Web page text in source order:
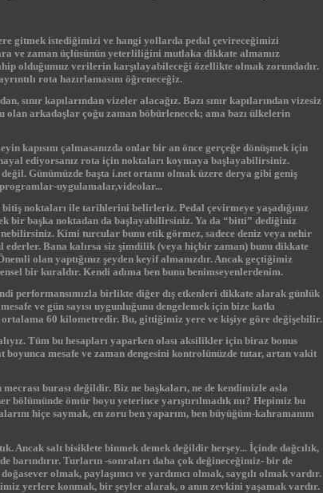
gitmek istediğimizi ve hangi yollarda pedal çevireceğimizi
ve zaman üçlüsünün yeterliliğini mutlaka dikkate almamız
olduğumuz verilerin karşılayabileceği özellikte olmak zorundadır.
rota hazırlamasını öğreneceğiz.
sınır kapılarından vizeler alacağız. Bazı sınır kapılarından vizesiz
arkadaşlar çoğu zaman böbürlenecek; ama bazı ülkelerin
kapısını çalmasanızda onlar bir an önce gerçeğe dönüşmek için
ediyorsanız rota için noktaları koymaya başlayabilirsiniz.
Günümüzde başta i.net ortamı olmak üzere derya gibi geniş
uygulamalar,videolar...
noktaları ile tarihlerini belirleriz. Pedal çevirmeye yaşadığınız
bir başka noktadan da başlayabilirsiniz. Ya da “bitti” dediğiniz
Kimi turcular bunu etik görmez, sadece deniz veya nehir
Bana kalırsa siz şimdilik (veya hiçbir zaman) bunu dikkate
olan yaptığınız şeyden keyif almanızdır. Ancak geçtiğimiz
bir kuraldır. Kendi adıma ben bunu benimseyenlerdenim.
performansımızla birlikte diğer dış etkenleri dikkate alarak günlük
ve gün sayısı uygunluğunu dengelemek için bize katkı
ortalama 60 kilometredir. Bu, gittiğimiz yere ve kişiye göre değişebilir.
Tüm bu hesapları yaparken olası aksilikler için biraz bonus
boyunca mesafe ve zaman dengesini kontrolünüzde tutar, artan vakit
burası değildir. Biz ne başkaları, ne de kendimizle asla
bölümünde ömür boyu yeterince yarıştırılmadık mı? Hepimiz bu
hiçe saymak, en zoru ben yaparım, ben büyüğüm-kahramanım
Ancak salt bisiklete binmek demek değildir herşey... İçinde dağcılık,
Turların -sonraları daha çok değineceğimiz- bir de
olmak, paylaşımcı ve yardımcı olmak, saygılı olmak vardır.
yerlere konmak, bir şeyler alarak, o anın zevkini yaşamak vardır.